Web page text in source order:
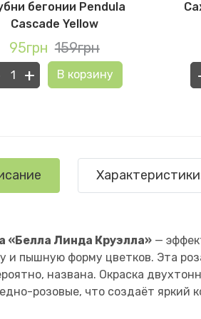
бегонии Pendula
Cascade Yellow
95грн 159грн
+ В корзину
«Белла Линда Круэлла» —
и пышную форму цветков. Эта
названа. Окраска
розовые, что создаёт яркий